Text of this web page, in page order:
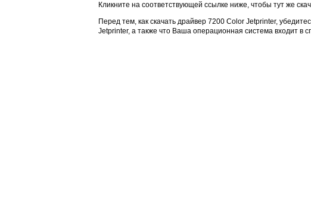
Кликните на соответствующей ссылке ниже, чтобы тут же
Перед тем, как скачать драйвер 7200 Color Jetprinter,
Jetprinter, а также что Ваша операционная система входит в